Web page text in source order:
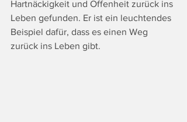
Hartnäckigkeit und Offenheit zurück ins
Leben gefunden. Er ist ein leuchtendes
Beispiel dafür, dass es einen Weg
zurück ins Leben gibt.